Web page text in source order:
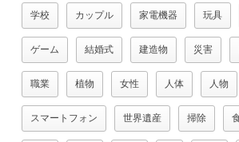
学校 カップル 家電機器 玩具
ゲーム 結婚式 建造物 災害
職業 植物 女性 人体 人物
スマートフォン 世界遺産 掃除